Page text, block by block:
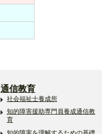
通信教育
社会福祉士養成所
知的障害援助専門員養成通信教
育